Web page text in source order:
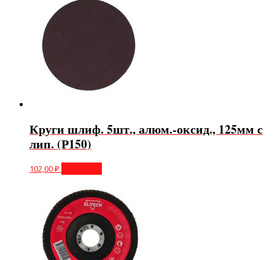
Круги шлиф. 5шт., алюм.-оксид., 125мм с
лип. (Р150)
102,00₽